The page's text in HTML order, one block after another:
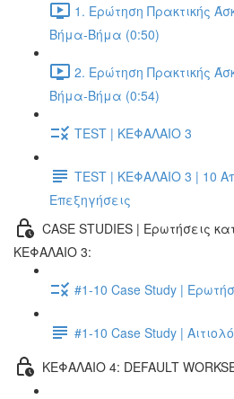
1. Ερώτηση Πρακτικής
Βήμα-Βήμα (0:50)
2. Ερώτηση Πρακτικής
Βήμα-Βήμα (0:54)
TEST | ΚΕΦΑΛΑΙΟ 3
TEST | ΚΕΦΑΛΑΙΟ 3 | 10
Επεξηγήσεις
CASE STUDIES | Ερωτήσεις
ΚΕΦΑΛΑΙΟ 3:
#1-10 Case Study |
#1-10 Case Study |
ΚΕΦΑΛΑΙΟ 4: DEFAULT